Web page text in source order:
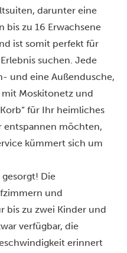
darunter eine
bis zu 16 Erwachsene
ist somit perfekt für
suchen. Jede
und eine Außendusche,
Moskitonetz und
für Ihr heimliches
entspannen möchten,
kümmert sich um
Die
und
bis zu zwei Kinder und
verfügbar, die
erinnert